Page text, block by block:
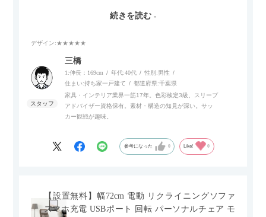
また、補助テーブルとして使用可能なスライドテーブルや収納
内部にもプリンターなどが置けるスライド棚板がついているの
でテレビ台以外にもオフィスなどでの収納家具やリビングでの
サイドボードとして多目的な用途に対応しています。
また、扉は横方向へのスライド式となっているので開閉時のス
ペースを最小限に抑えられ、省スペースでご利用いただけるの
続きを読む
デザイン:★★★★★
三橋
1:伸長：169cm 年代:40代 性別:男性
住まい:持ち家一戸建て 都道府県:千葉県
家具・インテリア業界一筋17年。色彩検定3級、スリープ
アドバイザー資格保有。素材・構造の知見が深い。サッ
カー観戦が趣味。
参考になった 0 Like! 0
【設置無料】幅72cm 電動 リクライニングソファ
スマホ充電 USBポート 回転 パーソナルチェア モ